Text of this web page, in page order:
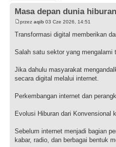
Masa depan dunia
przez aqib 03 Cze 2026, 14:51
Transformasi digital memberikan
Salah satu sektor yang mengalami
Jika dahulu masyarakat
secara digital melalui internet.
Perkembangan internet dan
Evolusi Hiburan dari Konvensional
Sebelum internet menjadi bagian
kabar, radio, dan berbagai bentuk